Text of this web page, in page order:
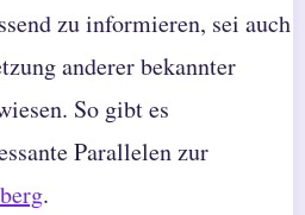
zu informieren, sei auch
anderer bekannter
So gibt es
Parallelen zur
.